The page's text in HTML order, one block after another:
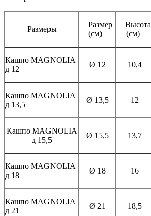
Размеры
Размер
(см)
Высота
(см)
Кашпо MAGNOLIА
д 12
Ø 12 10,4
Кашпо MAGNOLIА
д 13,5
Ø 13,5 12
Кашпо MAGNOLIА
д 15,5
Ø 15,5 13,7
Кашпо MAGNOLIА
д 18
Ø 18 16
Кашпо MAGNOLIА
д 21
Ø 21 18,5